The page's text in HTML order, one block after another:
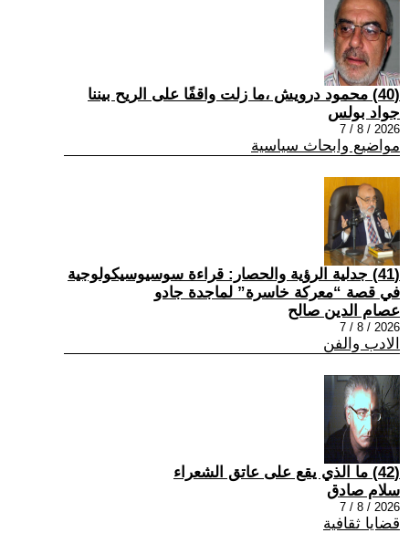
(40) محمود درويش ،ما زلت واقفًا على الريح بيننا
جواد بولس
2026 / 8 / 7
مواضيع وابحاث سياسية
(41) جدلية الرؤية والحصار: قراءة سوسيوسيكولوجية
في قصة “معركة خاسرة” لماجدة جادو
عصام الدين صالح
2026 / 8 / 7
الادب والفن
(42) ما الذي يقع على عاتق الشعراء
سلام صادق
2026 / 8 / 7
قضايا ثقافية